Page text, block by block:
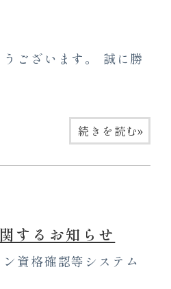
ございます。 誠に勝
続きを読む»
するお知らせ
資格確認等システム